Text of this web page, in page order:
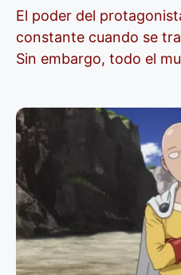
El poder del
constante cuando se
Sin embargo, todo el